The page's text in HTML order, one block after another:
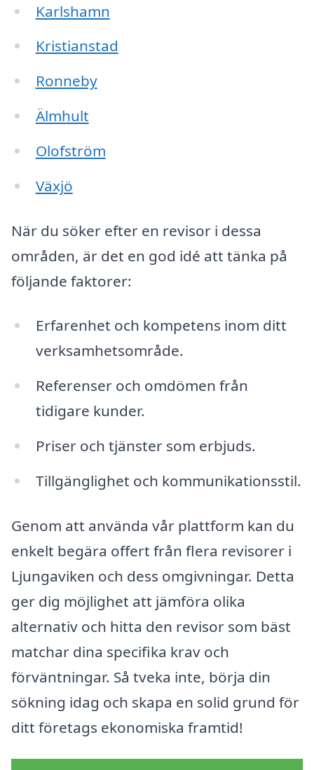
Karlshamn
Kristianstad
Ronneby
Älmhult
Olofström
Växjö
När du söker efter en revisor i dessa
områden, är det en god idé att tänka på
följande faktorer:
Erfarenhet och kompetens inom ditt
verksamhetsområde.
Referenser och omdömen från
tidigare kunder.
Priser och tjänster som erbjuds.
Tillgänglighet och kommunikationsstil.
Genom att använda vår plattform kan du
enkelt begära offert från flera revisorer i
Ljungaviken och dess omgivningar. Detta
ger dig möjlighet att jämföra olika
alternativ och hitta den revisor som bäst
matchar dina specifika krav och
förväntningar. Så tveka inte, börja din
sökning idag och skapa en solid grund för
ditt företags ekonomiska framtid!